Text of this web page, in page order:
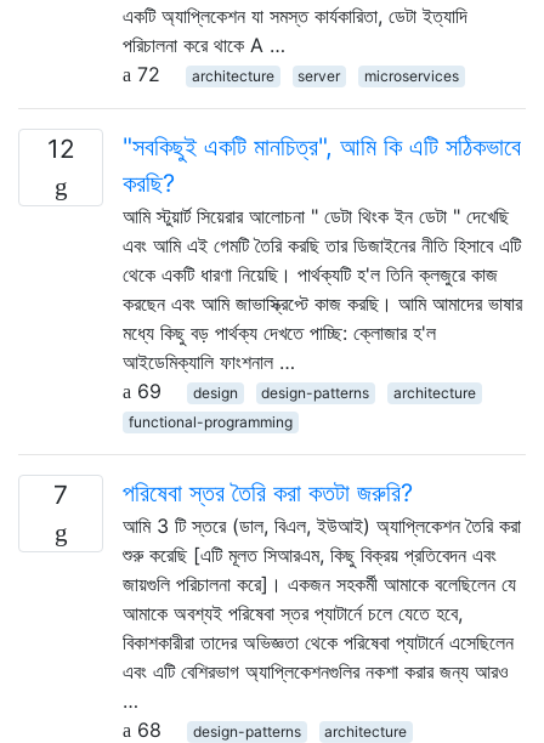
একটি অ্যাপ্লিকেশন যা সমস্ত কার্যকারিতা, ডেটা ইত্যাদি
পরিচালনা করে থাকে A …
72
architecture server microservices
12
"সবকিছুই একটি মানচিত্র", আমি কি এটি সঠিকভাবে
করছি?
আমি স্টুয়ার্ট সিয়েরার আলোচনা " ডেটা থিংক ইন ডেটা " দেখেছি
এবং আমি এই গেমটি তৈরি করছি তার ডিজাইনের নীতি হিসাবে এটি
থেকে একটি ধারণা নিয়েছি। পার্থক্যটি হ'ল তিনি ক্লজুরে কাজ
করছেন এবং আমি জাভাস্ক্রিপ্টে কাজ করছি। আমি আমাদের ভাষার
মধ্যে কিছু বড় পার্থক্য দেখতে পাচ্ছি: ক্লোজার হ'ল
আইডেমিক্যালি ফাংশনাল …
69
design design-patterns
architecture
functional-programming
7 পরিষেবা স্তর তৈরি করা কতটা জরুরি?
আমি 3 টি স্তরে (ডাল, বিএল, ইউআই) অ্যাপ্লিকেশন তৈরি করা
শুরু করেছি [এটি মূলত সিআরএম, কিছু বিক্রয় প্রতিবেদন এবং
জায়গুলি পরিচালনা করে]। একজন সহকর্মী আমাকে বলেছিলেন যে
আমাকে অবশ্যই পরিষেবা স্তর প্যাটার্নে চলে যেতে হবে,
বিকাশকারীরা তাদের অভিজ্ঞতা থেকে পরিষেবা প্যাটার্নে এসেছিলেন
এবং এটি বেশিরভাগ অ্যাপ্লিকেশনগুলির নকশা করার জন্য আরও
…
68
design-patterns
architecture